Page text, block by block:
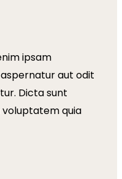
ipsam
aut odit
Dicta sunt
voluptatem quia